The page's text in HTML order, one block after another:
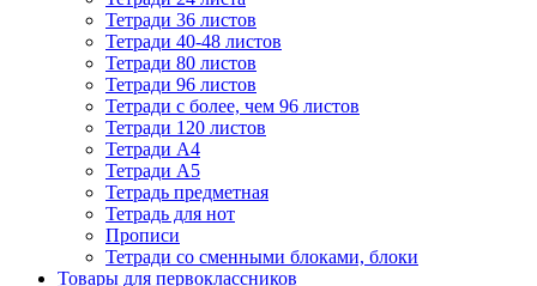
Тетради 36 листов
Тетради 40-48 листов
Тетради 80 листов
Тетради 96 листов
Тетради с более, чем 96 листов
Тетради 120 листов
Тетради А4
Тетради А5
Тетрадь предметная
Тетрадь для нот
Прописи
Тетради со сменными блоками, блоки
Товары для первоклассников